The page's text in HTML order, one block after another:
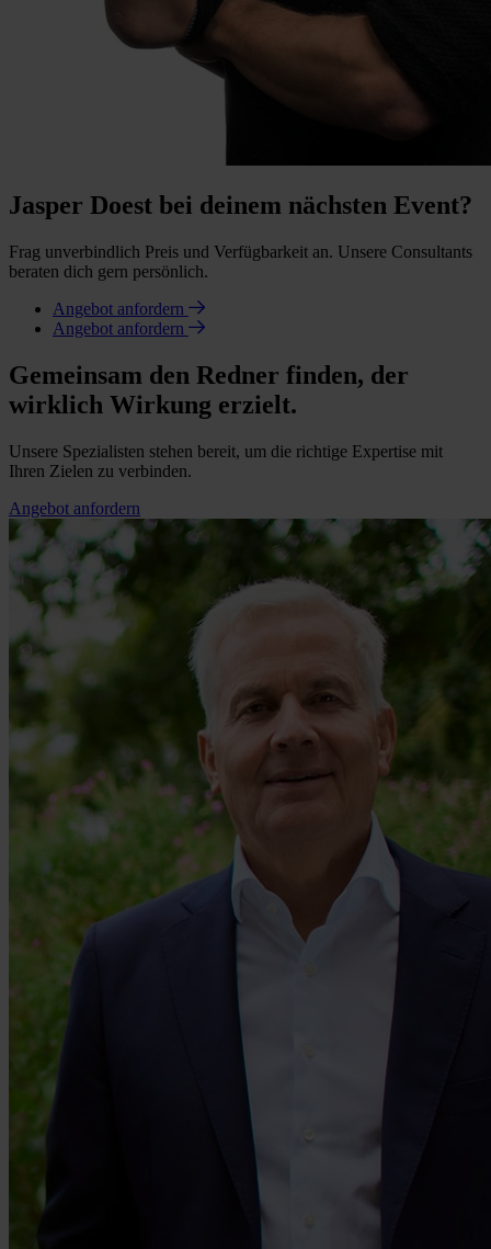
Jasper Doest bei deinem nächsten Event?
Frag unverbindlich Preis und Verfügbarkeit an. Unsere Consultants
beraten dich gern persönlich.
Angebot anfordern
Angebot anfordern
Gemeinsam den Redner finden, der
wirklich Wirkung erzielt.
Unsere Spezialisten stehen bereit, um die richtige Expertise mit
Ihren Zielen zu verbinden.
Angebot anfordern